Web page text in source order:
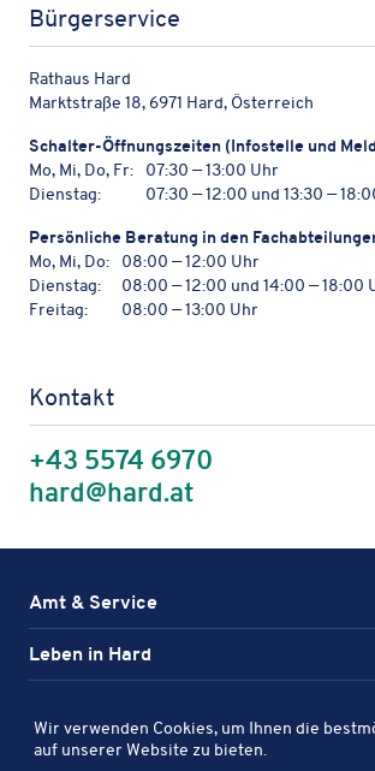
Karte
Bürgerservice
Rathaus Hard
Marktstraße 18, 6971 Hard, Österreich
Schal­ter-Öffnungs­zei­ten (Info­stelle und
Mo, Mi, Do, Fr:
07:30 — 13:00 Uhr
Dienstag:
07:30 — 12:00 und 13:30 —
Persön­li­che Bera­tung in den
Mo, Mi, Do:
08:00 — 12:00 Uhr
Dienstag:
08:00 — 12:00 und 14:00 — 18:00
Freitag:
08:00 — 13:00 Uhr
Kontakt
+43 5574 6970
hard@hard.at
Amt & Service
Leben in Hard
anzuzeigen. Genaue Infos finden Sie
in
Wir verwenden Cookies, um Ihnen die
auf unserer Website zu bieten.